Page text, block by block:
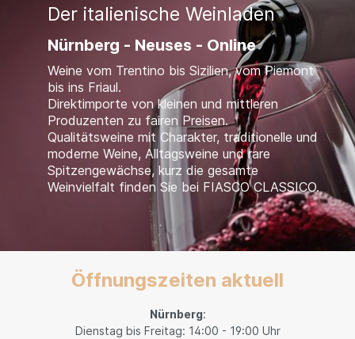
Der italienische Weinladen
Nürnberg - Neuses - Online
Weine vom Trentino bis Sizilien, vom Piemont
bis ins Friaul.
Direktimporte von kleinen und mittleren
Produzenten zu fairen Preisen.
Qualitätsweine mit Charakter, traditionelle und
moderne Weine, Alltagsweine und rare
Spitzengewächse, kurz die gesamte
Weinvielfalt finden Sie bei FIASCO CLASSICO.
Öffnungszeiten aktuell
Nürnberg:
Dienstag bis Freitag: 14:00 - 19:00 Uhr